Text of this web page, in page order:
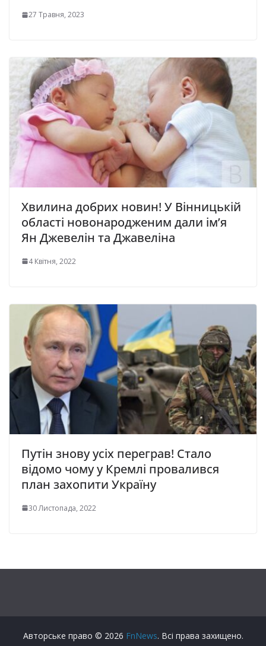
27 Травня, 2023
Хвилина добрих новин! У Вінницькій
області новонародженим дали ім’я
Ян Джевелін та Джавеліна
4 Квітня, 2022
Путін знову усіх переграв! Стало
відомо чому у Кремлі провалився
план захопити Україну
30 Листопада, 2022
Авторське право © 2026 FnNews. Всі права захищено.